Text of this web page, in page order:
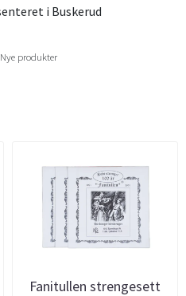
Nye produkter
Fanitullen strengesett